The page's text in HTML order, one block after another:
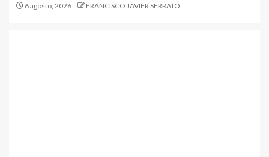
6 agosto, 2026 FRANCISCO JAVIER SERRATO